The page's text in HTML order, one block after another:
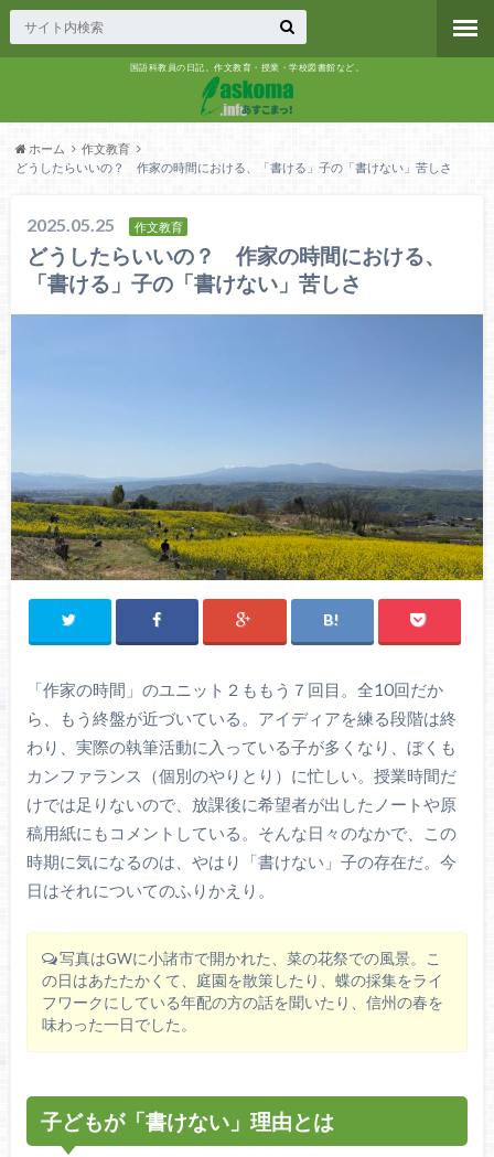
国語科教員の日記。作文教育・授業・学校図書館など。
ホーム
作文教育
どうしたらいいの？ 作家の時間における、「書ける」子の「書けない」苦しさ
2025.05.25 作文教育
どうしたらいいの？ 作家の時間における、
「書ける」子の「書けない」苦しさ
「作家の時間」のユニット２ももう７回目。全10回だか
ら、もう終盤が近づいている。アイディアを練る段階は終
わり、実際の執筆活動に入っている子が多くなり、ぼくも
カンファランス（個別のやりとり）に忙しい。授業時間だ
けでは足りないので、放課後に希望者が出したノートや原
稿用紙にもコメントしている。そんな日々のなかで、この
時期に気になるのは、やはり「書けない」子の存在だ。今
日はそれについてのふりかえり。
写真はGWに小諸市で開かれた、菜の花祭での風景。こ
の日はあたたかくて、庭園を散策したり、蝶の採集をライ
フワークにしている年配の方の話を聞いたり、信州の春を
味わった一日でした。
子どもが「書けない」理由とは